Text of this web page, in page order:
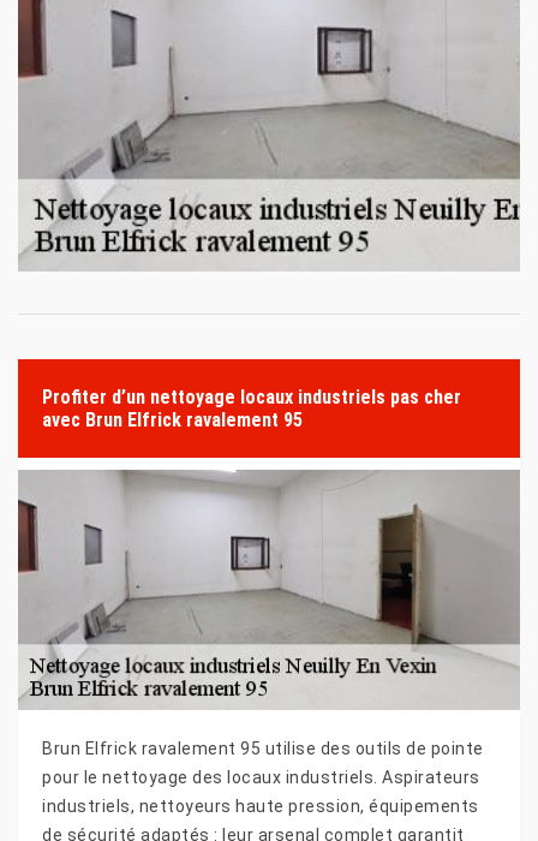
Profiter d’un nettoyage locaux industriels pas cher
avec Brun Elfrick ravalement 95
Brun Elfrick ravalement 95 utilise des outils de pointe
pour le nettoyage des locaux industriels. Aspirateurs
industriels, nettoyeurs haute pression, équipements
de sécurité adaptés : leur arsenal complet garantit